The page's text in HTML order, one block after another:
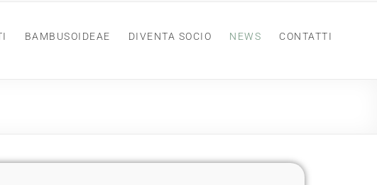
BAMBUSOIDEAE DIVENTA SOCIO NEWS CONTATTI